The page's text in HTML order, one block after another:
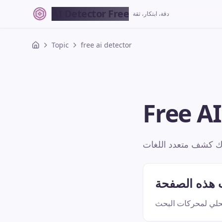
AI Detector Free دقة، ابتكار، ثقة
Topic free ai detector
Free
هذه الصفحة